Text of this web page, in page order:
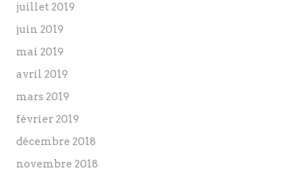
juillet 2019
juin 2019
mai 2019
avril 2019
mars 2019
février 2019
décembre 2018
novembre 2018